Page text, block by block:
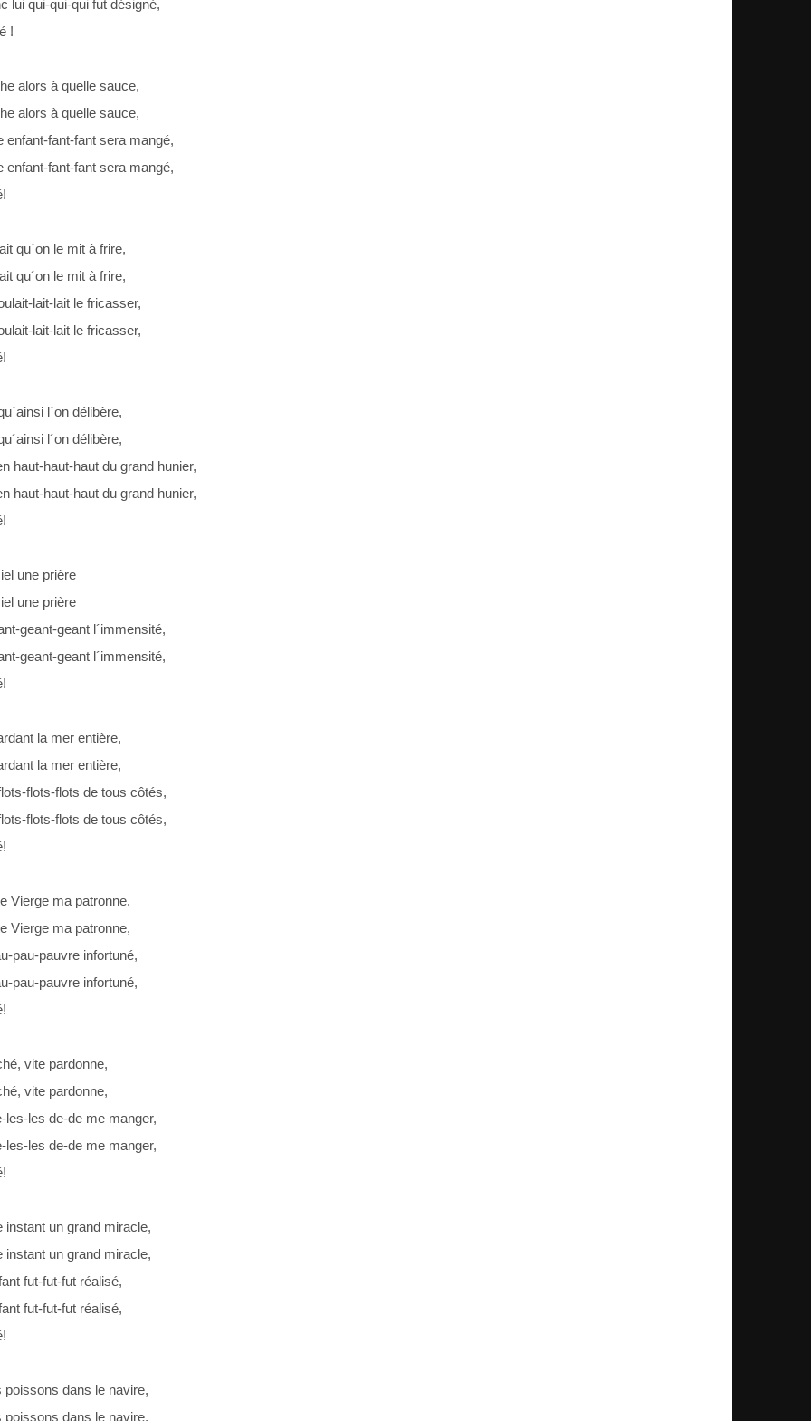
lui qui-qui-qui fut désigné,
!
alors à quelle sauce,
alors à quelle sauce,
enfant-fant-fant sera mangé,
enfant-fant-fant sera mangé,
qu´on le mit à frire,
qu´on le mit à frire,
lait-lait le fricasser,
lait-lait le fricasser,
l´on délibère,
l´on délibère,
haut-haut-haut du grand hunier,
haut-haut-haut du grand hunier,
une prière
une prière
geant-geant l´immensité,
geant-geant l´immensité,
la mer entière,
la mer entière,
flots-flots de tous côtés,
flots-flots de tous côtés,
Vierge ma patronne,
Vierge ma patronne,
pau-pauvre infortuné,
pau-pauvre infortuné,
vite pardonne,
vite pardonne,
les-les de-de me manger,
les-les de-de me manger,
instant un grand miracle,
instant un grand miracle,
fut-fut-fut réalisé,
fut-fut-fut réalisé,
poissons dans le navire,
poissons dans le navire,